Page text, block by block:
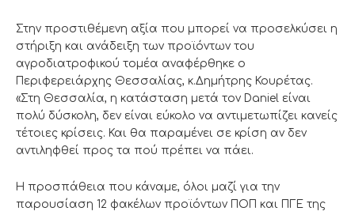
Στην προστιθέμενη αξία που μπορεί να προσελκύσει η
στήριξη και ανάδειξη των προϊόντων του
αγροδιατροφικού τομέα αναφέρθηκε ο
Περιφερειάρχης Θεσσαλίας, κ.Δημήτρης Κουρέτας.
«Στη Θεσσαλία, η κατάσταση μετά τον Daniel είναι
πολύ δύσκολη, δεν είναι εύκολο να αντιμετωπίζει κανείς
τέτοιες κρίσεις. Και θα παραμένει σε κρίση αν δεν
αντιληφθεί προς τα πού πρέπει να πάει.
Η προσπάθεια που κάναμε, όλοι μαζί για την
παρουσίαση 12 φακέλων προϊόντων ΠΟΠ και ΠΓΕ της